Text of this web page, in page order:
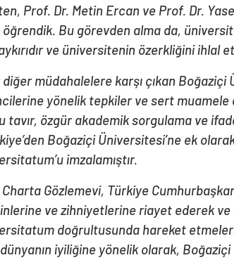
Prof. Dr. Metin Ercan ve Prof. Dr.
öğrendik. Bu görevden alma da,
ve üniversitenin özerkliğini ihlal
müdahalelere karşı çıkan Boğaziçi
yönelik tepkiler ve sert muamele
tavır, özgür akademik sorgulama ve
Boğaziçi Üniversitesi’ne ek
imzalamıştır.
Gözlemevi, Türkiye
ve zihniyetlerine riayet ederek
doğrultusunda hareket
iyiliğine yönelik olarak,